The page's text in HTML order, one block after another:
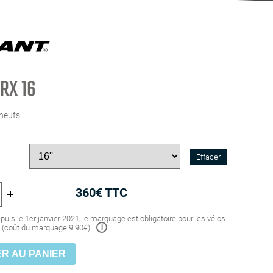
16
Effacer
360€ TTC
le 1er janvier 2021, le marquage est obligatoire pour les vélos
(coût du marquage 9.90€)
i
AU PANIER